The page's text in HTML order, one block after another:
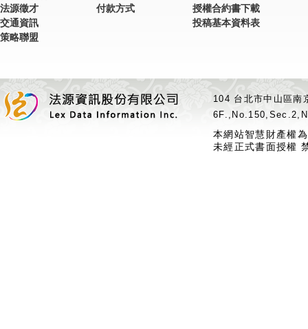
法源徵才
交通資訊
策略聯盟
付款方式
授權合約書下載
投稿基本資料表
104 台北市中山區
本網站智慧財產權
未經正式書面授權